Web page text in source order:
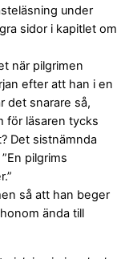
under
sidor i kapitlet om
när pilgrimen
efter att han i en
det snarare så,
för läsaren tycks
Det sistnämnda
pilgrims
så att han beger
ända till